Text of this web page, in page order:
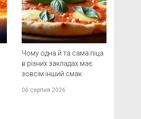
Чому одна й та сама піца
в різних закладах має
зовсім інший смак
06 серпня 2026